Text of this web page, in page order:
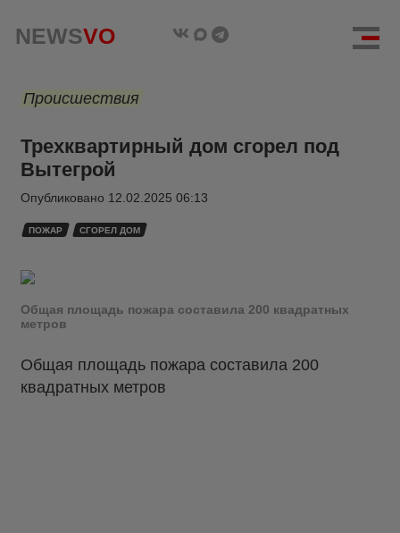
NEWSVO
Происшествия
Трехквартирный дом сгорел под
Вытегрой
Опубликовано 12.02.2025 06:13
ПОЖАР СГОРЕЛ ДОМ
Общая площадь пожара составила 200 квадратных
метров
Общая площадь пожара составила 200
квадратных метров